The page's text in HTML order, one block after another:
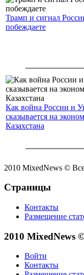
Трамп и сигнал
побеждаете
Как война России и
сказывается на
Казахстана
2010 MixedNews ©
Страницы
Контакты
Размещение
2010 MixedNews
Войти
Контакты